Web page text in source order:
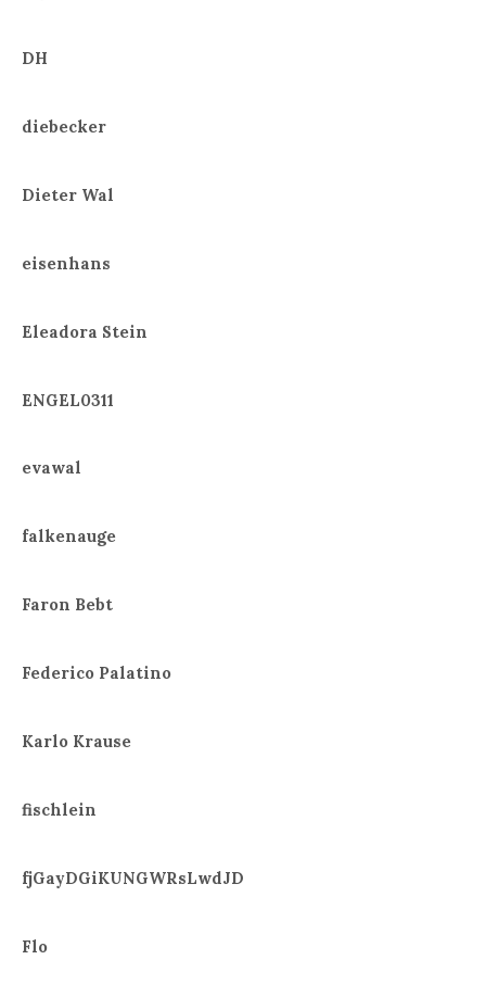
DH
diebecker
Dieter Wal
eisenhans
Eleadora Stein
ENGEL0311
evawal
falkenauge
Faron Bebt
Federico Palatino
Karlo Krause
fischlein
fjGayDGiKUNGWRsLwdJD
Flo